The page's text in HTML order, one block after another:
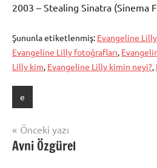
2003 – Stealing Sinatra (Sinema
Şununla etiketlenmiş: Evangeline Lilly
Evangeline Lilly fotoğrafları,
Lilly kim, Evangeline Lilly kimin neyi?,
e
Yazı
gezinmesi
Önceki yazı
Avni Özgürel